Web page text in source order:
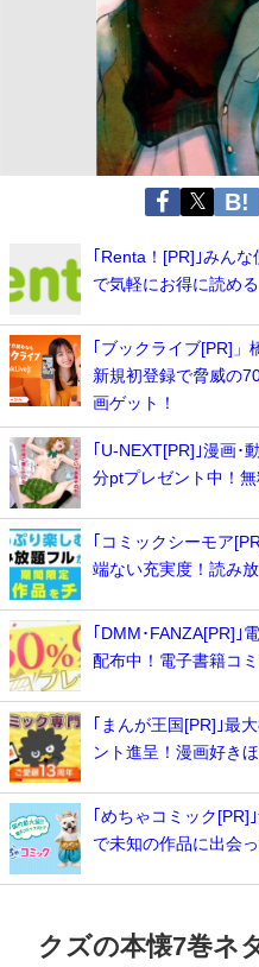
｢Renta！[PR]｣みん
で気軽にお得に読める
｢ブックライブ[PR]」
新規初登録で脅威の
画ゲット！
｢U-NEXT[PR]｣漫画･
分ptプレゼント中！
｢コミックシーモア
端ない充実度！読み
｢DMM･FANZA[PR]｣
配布中！電子書籍コ
｢まんが王国[PR]｣最
ント進呈！漫画好き
｢めちゃコミック
で未知の作品に出会
クズの本懐7巻ネ